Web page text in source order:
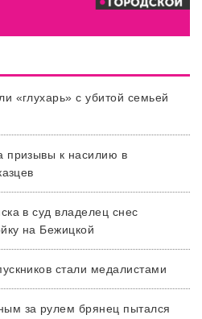
«глухарь» с убитой семьей
призывы к насилию в
в суд владелец снес
на Бежицкой
стали медалистами
за рулем брянец пытался